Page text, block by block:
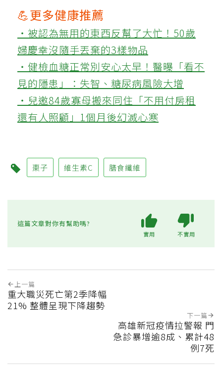
💪更多健康推薦
‧被認為無用的東西反幫了大忙！50歲
婦慶幸沒隨手丟棄的3樣物品
‧健檢血糖正常別安心太早！醫曝「看不
見的隱患」：失智、糖尿病風險大增
‧兒邀84歲寡母搬來同住「不用付房租
還有人照顧」1個月後幻滅心寒
棗子 維生素C 膳食纖維
這篇文章對你有幫助嗎?
實用 不實用
上一篇
重大職災死亡第2季降幅
21% 整體呈現下降趨勢
下一篇
高雄新冠疫情拉警報 門
急診暴增逾8成、累計48
例7死